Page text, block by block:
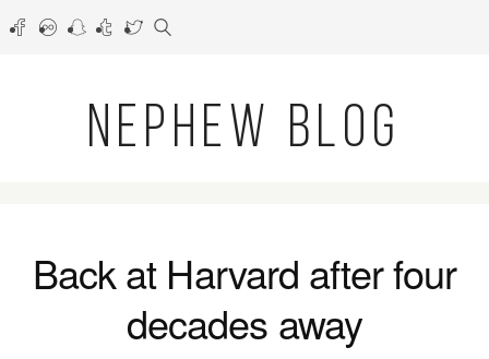
NEPHEW BLOG
Back at Harvard after four
decades away